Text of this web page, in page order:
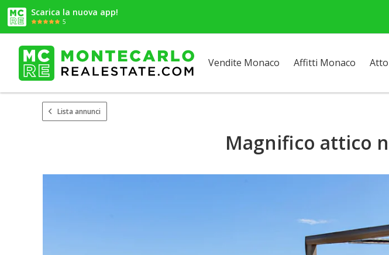
Scarica la nuova app!
5
Vendite Monaco Affitti Monaco
Lista annunci
Magnifico attico